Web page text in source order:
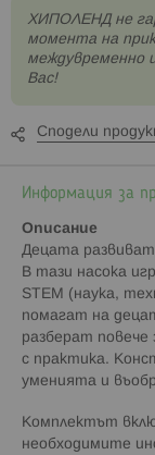
XИПОЛЕНД не
момента на
междувременно
Вас!
Сподели
Информация за
Описание
Децата развиват
В тази насока
STEM (наука,
помагат на
разберат
с практика.
уменията и
Комплектът
необходимите